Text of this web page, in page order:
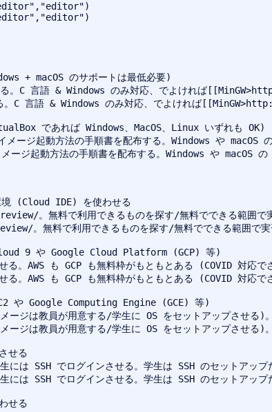
る。C 言語 & Windows のみ対応、でよければ
。C 言語 & Windows のみ対応、でよければ
ジ起動方法の手順書を配布する。Windows や macOS
ジ起動方法の手順書を配布する。Windows や macOS の
無料で利用できるものを探す/無料でできる範囲で実習
料で利用できるものを探す/無料でできる範囲で実習
る。AWS も GCP も無料枠がもともとある (COVID
る。AWS も GCP も無料枠がもともとある (COVID
ージは教員が用意する/学生に OS をセットアップさせる)
ージは教員が用意する/学生に OS をセットアップさせる)
は SSH でログインさせる。学生は SSH のセットアッ
は SSH でログインさせる。学生は SSH のセットアッ